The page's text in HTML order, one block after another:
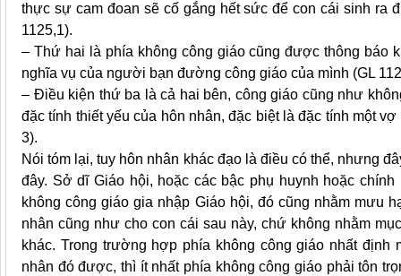
thực sự cam đoan sẽ cố gắng hết sức để con cái sinh ra
1125,1).
– Thứ hai là phía không công giáo cũng được thông báo
nghĩa vụ của người bạn đường công giáo của mình (GL
– Điều kiện thứ ba là cả hai bên, công giáo cũng như
đặc tính thiết yếu của hôn nhân, đặc biệt là đặc tính một
3).
Nói tóm lại, tuy hôn nhân khác đạo là điều có thể, nhưng
đây. Sở dĩ Giáo hội, hoặc các bậc phụ huynh hoặc
không công giáo gia nhập Giáo hội, đó cũng nhằm mưu
nhân cũng như cho con cái sau này, chứ không nhằm
khác. Trong trường hợp phía không công giáo nhất
nhân đó được, thì ít nhất phía không công giáo phải tôn